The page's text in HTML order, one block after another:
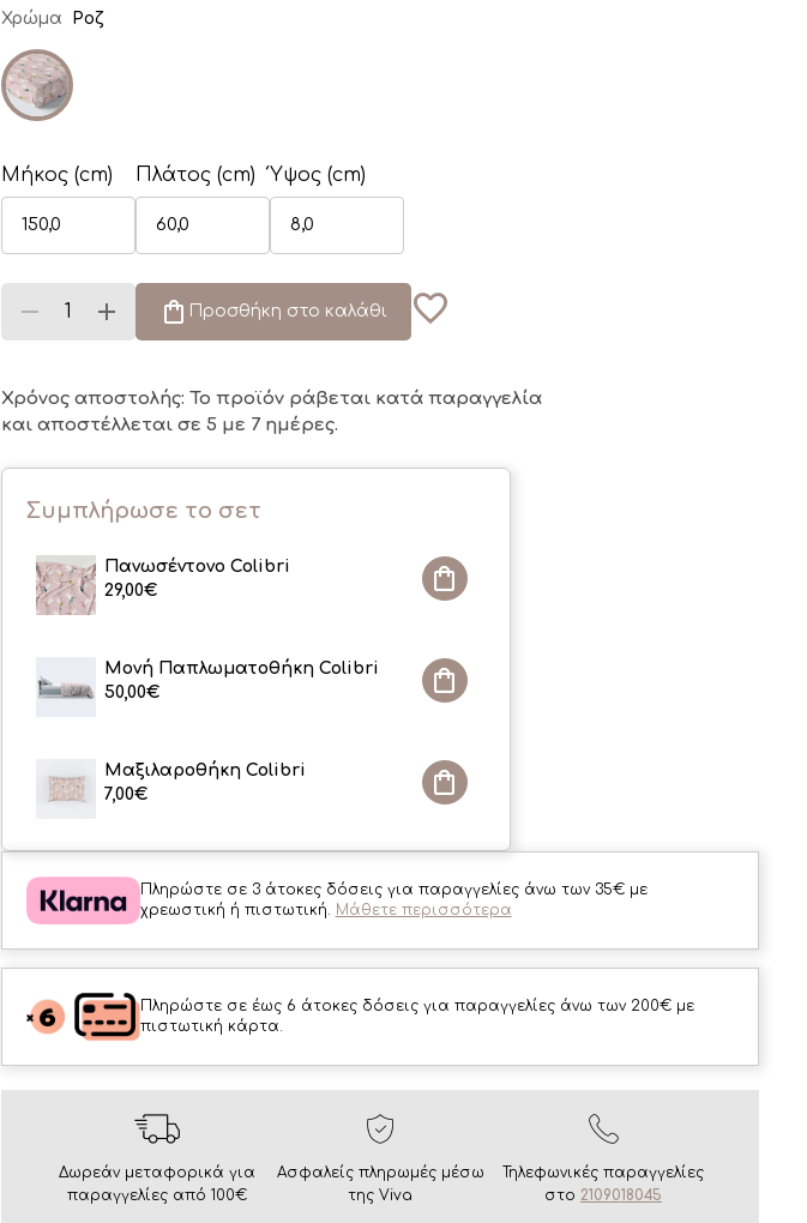
Χρώμα Ροζ
Μήκος (cm) Πλάτος (cm) Ύψος (cm)
Προσθήκη στο καλάθι
Χρόνος αποστολής: Το προϊόν ράβεται κατά παραγγελία
και αποστέλλεται σε 5 με 7 ημέρες.
Συμπλήρωσε το σετ
Πανωσέντονο Colibri
29,00€
Μονή Παπλωματοθήκη Colibri
50,00€
Μαξιλαροθήκη Colibri
7,00€
Πληρώστε σε 3 άτοκες δόσεις για παραγγελίες άνω των 35€ με
χρεωστική ή πιστωτική. Μάθετε περισσότερα
Πληρώστε σε έως 6 άτοκες δόσεις για παραγγελίες άνω των 200€ με
πιστωτική κάρτα.
Δωρεάν μεταφορικά για
παραγγελίες από 100€
Ασφαλείς πληρωμές μέσω
της Viva
Τηλεφωνικές παραγγελίες
στο 2109018045